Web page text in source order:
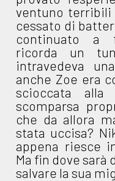
ventuno
cessato di
continuato a
ricorda un
intravedeva
anche Zoe era
scioccata
scomparsa
che da allora
stata uccisa?
appena riesce
Ma fin dove sarà
salvare la sua